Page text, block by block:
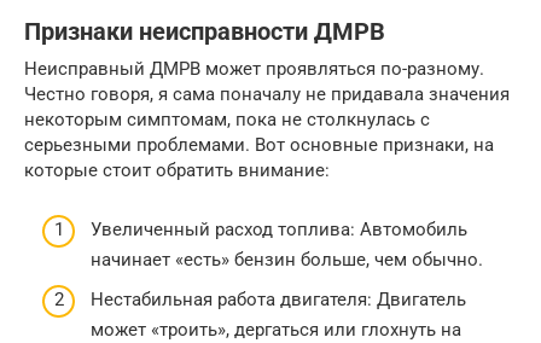
Признаки неисправности ДМРВ
Неисправный ДМРВ может проявляться по-разному.
Честно говоря, я сама поначалу не придавала значения
некоторым симптомам, пока не столкнулась с
серьезными проблемами. Вот основные признаки, на
которые стоит обратить внимание:
Увеличенный расход топлива: Автомобиль
начинает «есть» бензин больше, чем обычно.
Нестабильная работа двигателя: Двигатель
может «троить», дергаться или глохнуть на